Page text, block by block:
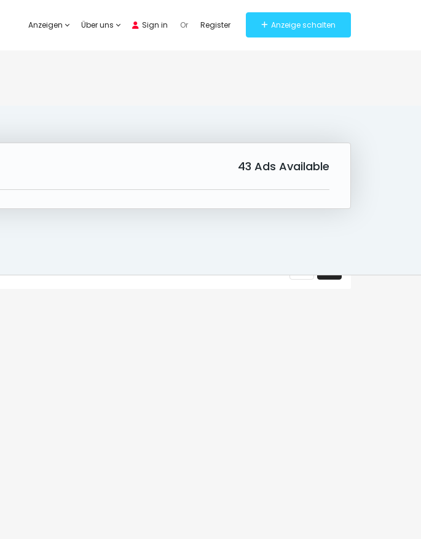
Anzeigen Über uns Sign in Or Register Anzeige schalten
43 Ads Available